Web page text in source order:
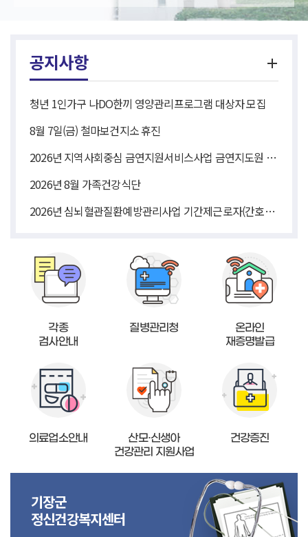
공지사항
청년 1인가구 나DO한끼 영양관리프로그램 대상자 모집
8월 7일(금) 철마보건지소 휴진
2026년 지역사회중심 금연지원서비스사업 금연지도원 위촉직 모집 3차 공고
2026년 8월 가족건강식단
2026년 심뇌혈관질환예방관리사업 기간제근로자(간호사) 채용 공고
각종
검사안내
질병관리청
온라인
재증명발급
의료업소안내
산모·신생아
건강관리 지원사업
건강증진
기장군
정신건강복지센터